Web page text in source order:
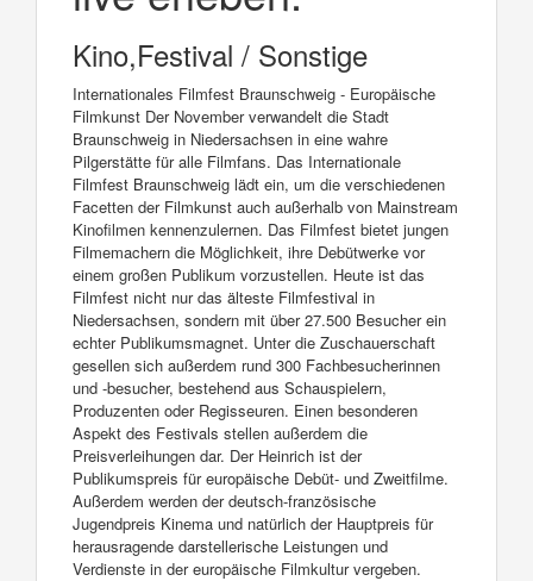
Kino,Festival / Sonstige
Internationales Filmfest Braunschweig - Europäische
Filmkunst Der November verwandelt die Stadt
Braunschweig in Niedersachsen in eine wahre
Pilgerstätte für alle Filmfans. Das Internationale
Filmfest Braunschweig lädt ein, um die verschiedenen
Facetten der Filmkunst auch außerhalb von Mainstream
Kinofilmen kennenzulernen. Das Filmfest bietet jungen
Filmemachern die Möglichkeit, ihre Debütwerke vor
einem großen Publikum vorzustellen. Heute ist das
Filmfest nicht nur das älteste Filmfestival in
Niedersachsen, sondern mit über 27.500 Besucher ein
echter Publikumsmagnet. Unter die Zuschauerschaft
gesellen sich außerdem rund 300 Fachbesucherinnen
und -besucher, bestehend aus Schauspielern,
Produzenten oder Regisseuren. Einen besonderen
Aspekt des Festivals stellen außerdem die
Preisverleihungen dar. Der Heinrich ist der
Publikumspreis für europäische Debüt- und Zweitfilme.
Außerdem werden der deutsch-französische
Jugendpreis Kinema und natürlich der Hauptpreis für
herausragende darstellerische Leistungen und
Verdienste in der europäische Filmkultur vergeben.